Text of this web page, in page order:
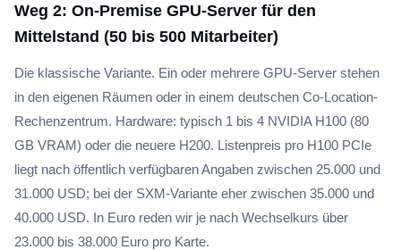
Weg 2: On-Premise GPU-Server für den
Mittelstand (50 bis 500 Mitarbeiter)
Die klassische Variante. Ein oder mehrere GPU-Server stehen
in den eigenen Räumen oder in einem deutschen Co-Location-
Rechenzentrum. Hardware: typisch 1 bis 4 NVIDIA H100 (80
GB VRAM) oder die neuere H200. Listenpreis pro H100 PCIe
liegt nach öffentlich verfügbaren Angaben zwischen 25.000 und
31.000 USD; bei der SXM-Variante eher zwischen 35.000 und
40.000 USD. In Euro reden wir je nach Wechselkurs über
23.000 bis 38.000 Euro pro Karte.